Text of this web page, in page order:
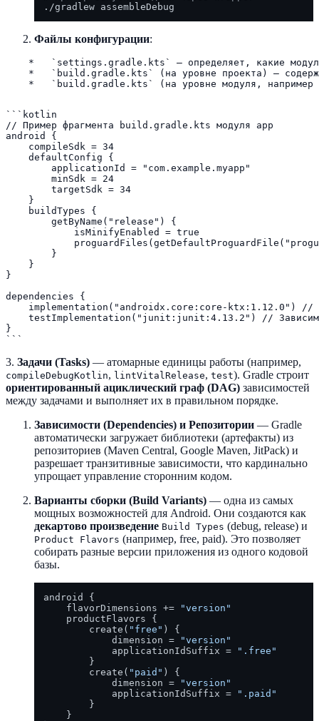
Файлы конфигурации:
*   `settings.gradle.kts` — определяет, какие
*   `build.gradle.kts` (на уровне проекта) —
*   `build.gradle.kts` (на уровне модуля,
```kotlin
// Пример фрагмента build.gradle.kts модуля app
android {
    compileSdk = 34
    defaultConfig {
        applicationId = "com.example.myapp"
        minSdk = 24
        targetSdk = 34
    }
    buildTypes {
        getByName("release") {
            isMinifyEnabled = true
        }
    }
}
dependencies {
implementation("androidx.core:core-ktx:1.12.0") //
testImplementation("junit:junit:4.13.2") //
}
3. Задачи (Tasks) — атомарные единицы работы (например,
compileDebugKotlin, lintVitalRelease, test). Gradle строит
ориентированный ациклический граф (DAG) зависимостей
между задачами и выполняет их в правильном порядке.
Зависимости (Dependencies) и Репозитории — Gradle
автоматически загружает библиотеки (артефакты) из
репозиториев (Maven Central, Google Maven, JitPack) и
разрешает транзитивные зависимости, что кардинально
упрощает управление сторонним кодом.
Варианты сборки (Build Variants) — одна из самых
мощных возможностей для Android. Они создаются как
декартово произведение Build Types (debug, release) и
Product Flavors (например, free, paid). Это позволяет
собирать разные версии приложения из одного кодовой
базы.
android {
    flavorDimensions +=
"version"
    productFlavors {
        create(
"free" ) {
            dimension =
"version"
            applicationIdSuffix =
".free"
        }
        create(
"paid" ) {
            dimension =
"version"
            applicationIdSuffix =
".paid"
        }
    }